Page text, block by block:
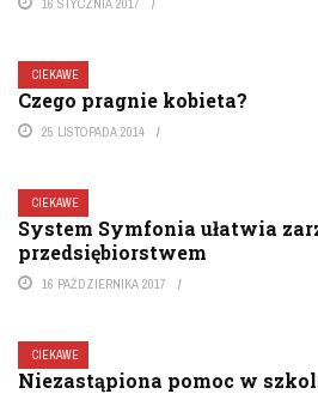
16 STYCZNIA 2017
CIEKAWE
Czego pragnie kobieta?
25 LISTOPADA 2014
CIEKAWE
System Symfonia ułatwia
przedsiębiorstwem
16 PAŹDZIERNIKA 2017
CIEKAWE
Niezastąpiona pomoc w